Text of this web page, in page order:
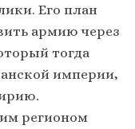
Его план
армию через
тогда
империи,
регионом